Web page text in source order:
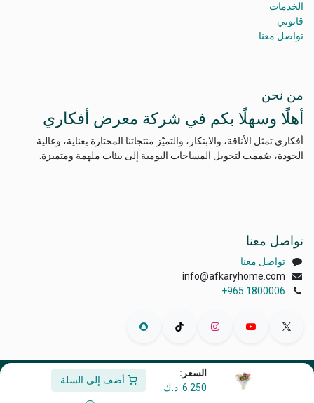
السعر:
6.250 د.ك
أضف إلى السلة
الخدمات
قانوني
تواصل معنا
من نحن
أهلًا وسهلًا بكم في شركة معرض أفكاري
أفكاري تمثل الأناقة، والابتكار، والتميّز منتجاتنا المختارة بعناية، وعالية
الجودة، صُممت لتحويل المساحات اليومية إلى بيئات ملهمة ومتميزة.
تواصل معنا
تواصل معنا
info@afkaryhome.com
+965 1800006
الْعَرَبيّة English (US)